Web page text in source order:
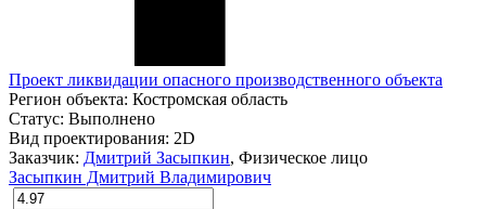
Проект ликвидации опасного производственного объекта
Регион объекта: Костромская область
Статус: Выполнено
Вид проектирования: 2D
Заказчик: Дмитрий Засыпкин, Физическое лицо
Засыпкин Дмитрий Владимирович